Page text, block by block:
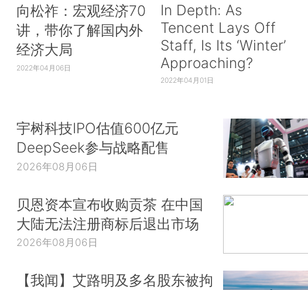
向松祚：宏观经济70
讲，带你了解国内外
经济大局
2022年04月06日
In Depth: As
Tencent Lays Off
Staff, Is Its ‘Winter’
Approaching?
2022年04月01日
宇树科技IPO估值600亿元
DeepSeek参与战略配售
2026年08月06日
贝恩资本宣布收购贡茶 在中国
大陆无法注册商标后退出市场
2026年08月06日
【我闻】艾路明及多名股东被拘